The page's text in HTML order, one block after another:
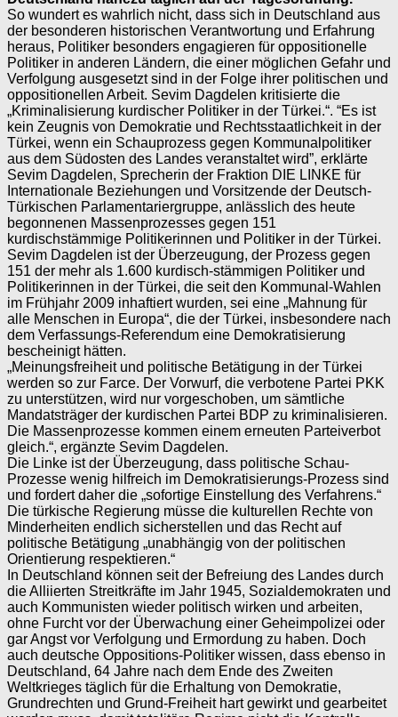
So wundert es wahrlich nicht, dass sich in Deutschland aus
der besonderen historischen Verantwortung und Erfahrung
heraus, Politiker besonders engagieren für oppositionelle
Politiker in anderen Ländern, die einer möglichen Gefahr und
Verfolgung ausgesetzt sind in der Folge ihrer politischen und
oppositionellen Arbeit. Sevim Dagdelen kritisierte die
„Kriminalisierung kurdischer Politiker in der Türkei.“. “Es ist
kein Zeugnis von Demokratie und Rechtsstaatlichkeit in der
Türkei, wenn ein Schauprozess gegen Kommunalpolitiker
aus dem Südosten des Landes veranstaltet wird”, erklärte
Sevim Dagdelen, Sprecherin der Fraktion DIE LINKE für
Internationale Beziehungen und Vorsitzende der Deutsch-
Türkischen Parlamentariergruppe, anlässlich des heute
begonnenen Massenprozesses gegen 151
kurdischstämmige Politikerinnen und Politiker in der Türkei.
Sevim Dagdelen ist der Überzeugung, der Prozess gegen
151 der mehr als 1.600 kurdisch-stämmigen Politiker und
Politikerinnen in der Türkei, die seit den Kommunal-Wahlen
im Frühjahr 2009 inhaftiert wurden, sei eine „Mahnung für
alle Menschen in Europa“, die der Türkei, insbesondere nach
dem Verfassungs-Referendum eine Demokratisierung
bescheinigt hätten.
„Meinungsfreiheit und politische Betätigung in der Türkei
werden so zur Farce. Der Vorwurf, die verbotene Partei PKK
zu unterstützen, wird nur vorgeschoben, um sämtliche
Mandatsträger der kurdischen Partei BDP zu kriminalisieren.
Die Massenprozesse kommen einem erneuten Parteiverbot
gleich.“, ergänzte Sevim Dagdelen.
Die Linke ist der Überzeugung, dass politische Schau-
Prozesse wenig hilfreich im Demokratisierungs-Prozess sind
und fordert daher die „sofortige Einstellung des Verfahrens.“
Die türkische Regierung müsse die kulturellen Rechte von
Minderheiten endlich sicherstellen und das Recht auf
politische Betätigung „unabhängig von der politischen
Orientierung respektieren.“
In Deutschland können seit der Befreiung des Landes durch
die Alliierten Streitkräfte im Jahr 1945, Sozialdemokraten und
auch Kommunisten wieder politisch wirken und arbeiten,
ohne Furcht vor der Überwachung einer Geheimpolizei oder
gar Angst vor Verfolgung und Ermordung zu haben. Doch
auch deutsche Oppositions-Politiker wissen, dass ebenso in
Deutschland, 64 Jahre nach dem Ende des Zweiten
Weltkrieges täglich für die Erhaltung von Demokratie,
Grundrechten und Grund-Freiheit hart gewirkt und gearbeitet